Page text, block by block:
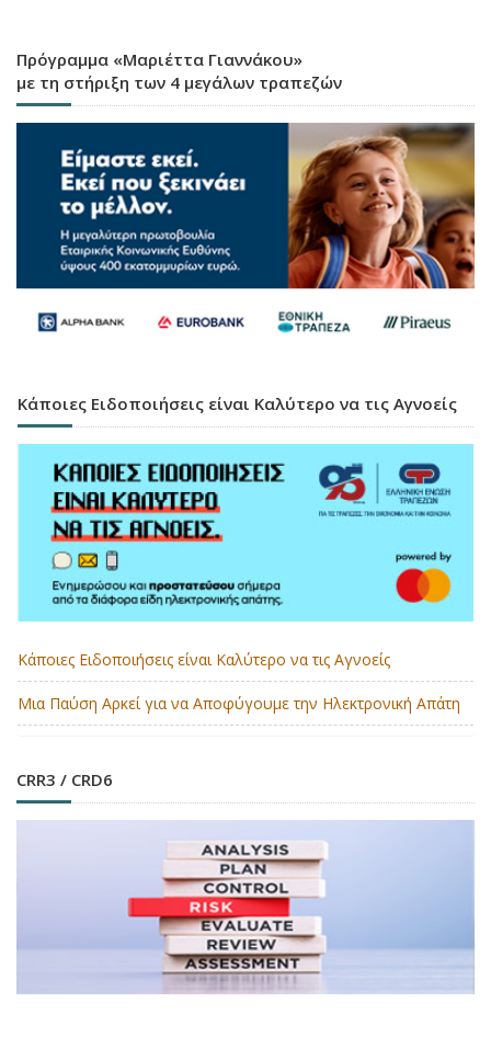
Πρόγραμμα «Μαριέττα Γιαννάκου»
με τη στήριξη των 4 μεγάλων τραπεζών
Κάποιες Ειδοποιήσεις είναι Καλύτερο να τις Αγνοείς
Κάποιες Ειδοποιήσεις είναι Καλύτερο να τις Αγνοείς
Μια Παύση Αρκεί για να Αποφύγουμε την Ηλεκτρονική Απάτη
CRR3 / CRD6